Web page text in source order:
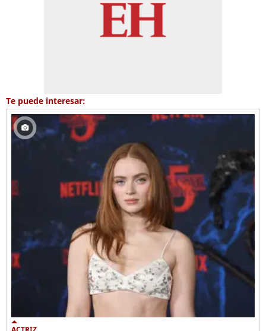
Te puede interesar: